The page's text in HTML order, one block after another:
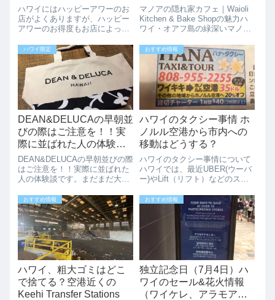
ーが一番おすすめかな。
お店が混んじゃうのあま
り教えたくはないのです
が、（クローズしまし
た。）
ハワイにはハッピーアワーのお
店がよくありますが、ハッピー
アワーのお得度もお店によって
食が大好きな人にとっては、こ
このハッピーアワーがハワイで
最強かもしれません。（クロー
ズしました。）見てくださいこ
の新鮮なお寿司と...
マノアの隠れ家カフェ｜Waioli
Kitchen & Bake Shopの魅力ハ
ワイ・オアフ島の緑深いマノア
包まれたこの場所に、地元の人
たちにも愛される人気の朝食・
ランチスポット Waioli Kitchen
ハワイ限定
DEAN&DELUCAの早朝並
びの際はご注意を！！実
際に並ばれた人の体験談
です。
DEAN&DELUCAの早朝並びの際
はご注意を！！実際に並ばれた
人の体験談です。まだまだ大人
カスのミニトートバックです
が、早朝から多くの方が並ばれ
ています。早い人は朝5AMから
並びはじめ、その後、5時55...
おすすめ情報
ハワイのタクシー事情 ホ
ノルル空港から市内への
移動はどうする？
ハワイのタクシー事情について
ハワイでは、最近UBER(ウーバ
ー)やLift（リフト）などのスマ
が流行っていますが、それでも
やっぱりタクシーは安心感があ
りますよね。そんな、ハワイの
タクシー情報のご紹介です。日
おすすめ情報
ハワイ、粗大ゴミはどこ
で捨てる？空港近くの
Keehi Transfer Stations
おすすめ情報
独立記念日（7月4日）ハ
ワイのセール&花火情報
（ワイケレ、アラモア